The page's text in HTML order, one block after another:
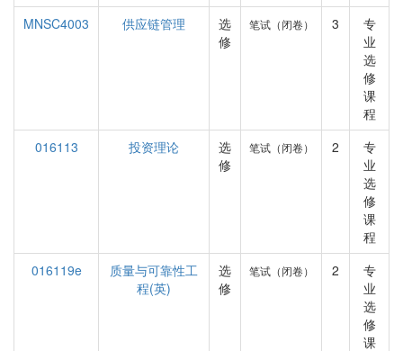
MNSC4003
供应链管理
选
修
笔试（闭卷） 3
专
业
选
修
课
程
016113
投资理论
选
修
笔试（闭卷） 2
专
业
选
修
课
程
016119e
质量与可靠性工
程(英)
选
修
笔试（闭卷） 2
专
业
选
修
课